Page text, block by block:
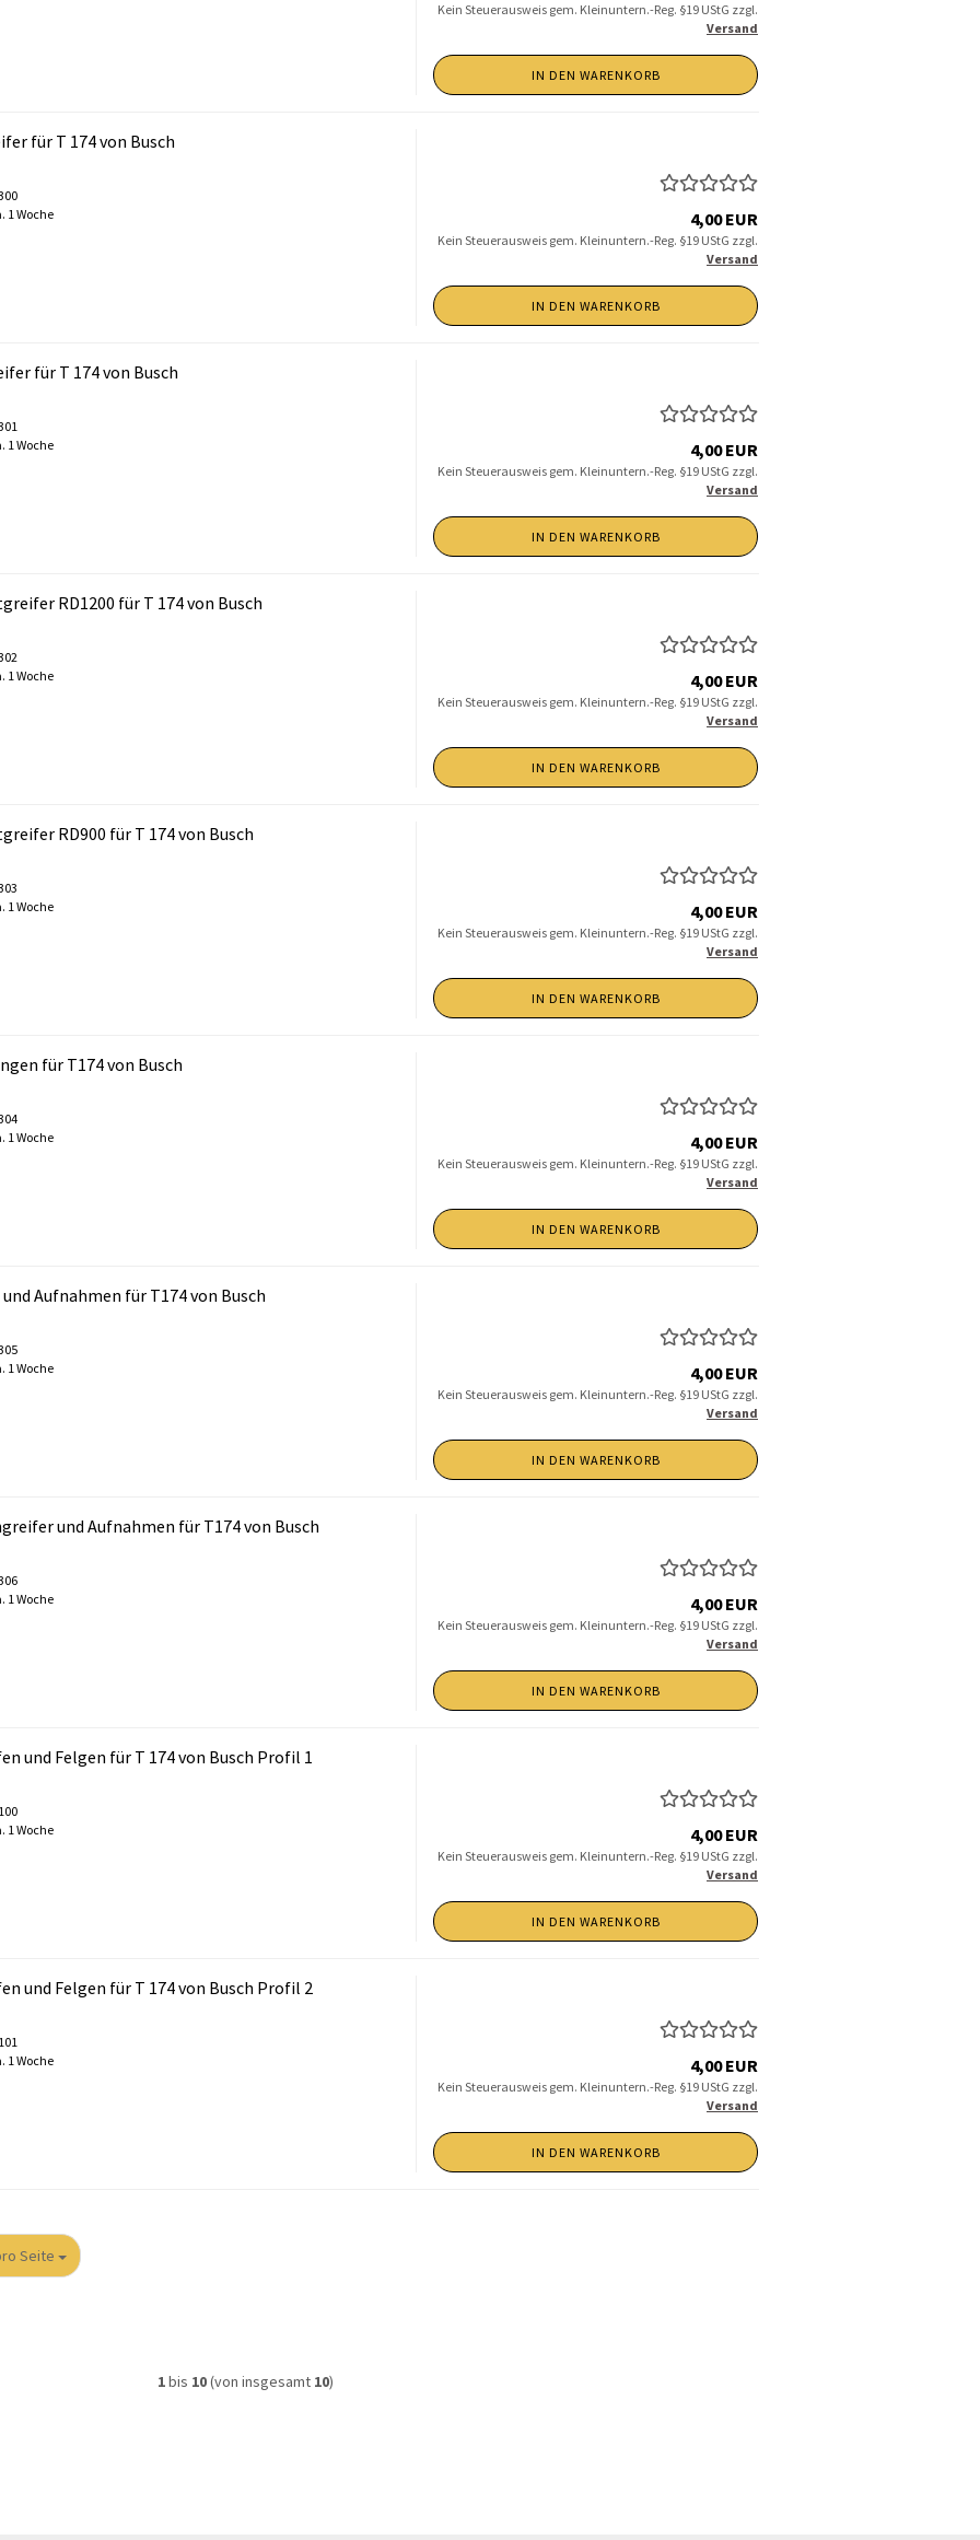
Kein Steuerausweis gem. Kleinuntern.-Reg. §19 UStG zzgl.
Versand
IN DEN WARENKORB
für T 174 von Busch
1 Woche 4,00 EUR
Kein Steuerausweis gem. Kleinuntern.-Reg. §19 UStG zzgl.
Versand
IN DEN WARENKORB
für T 174 von Busch
1 Woche 4,00 EUR
Kein Steuerausweis gem. Kleinuntern.-Reg. §19 UStG zzgl.
Versand
IN DEN WARENKORB
RD1200 für T 174 von Busch
1 Woche 4,00 EUR
Kein Steuerausweis gem. Kleinuntern.-Reg. §19 UStG zzgl.
Versand
IN DEN WARENKORB
RD900 für T 174 von Busch
1 Woche 4,00 EUR
Kein Steuerausweis gem. Kleinuntern.-Reg. §19 UStG zzgl.
Versand
IN DEN WARENKORB
für T174 von Busch
1 Woche 4,00 EUR
Kein Steuerausweis gem. Kleinuntern.-Reg. §19 UStG zzgl.
Versand
IN DEN WARENKORB
Aufnahmen für T174 von Busch
1 Woche 4,00 EUR
Kein Steuerausweis gem. Kleinuntern.-Reg. §19 UStG zzgl.
Versand
IN DEN WARENKORB
und Aufnahmen für T174 von Busch
1 Woche 4,00 EUR
Kein Steuerausweis gem. Kleinuntern.-Reg. §19 UStG zzgl.
Versand
IN DEN WARENKORB
und Felgen für T 174 von Busch Profil 1
1 Woche 4,00 EUR
Kein Steuerausweis gem. Kleinuntern.-Reg. §19 UStG zzgl.
Versand
IN DEN WARENKORB
und Felgen für T 174 von Busch Profil 2
1 Woche 4,00 EUR
Kein Steuerausweis gem. Kleinuntern.-Reg. §19 UStG zzgl.
Versand
IN DEN WARENKORB
Seite
1bis 10(von insgesamt 10)